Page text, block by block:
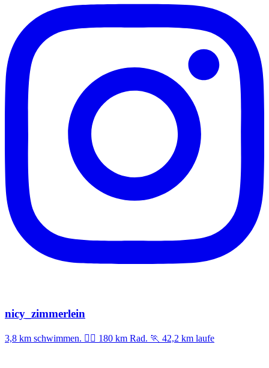
nicy_zimmerlein
3,8 km schwimmen. 🚣‍♀️ 180 km Rad. 🏃 42,2 km laufe